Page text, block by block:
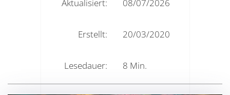
Aktualisiert: 08/07/2026
Erstellt: 20/03/2020
Lesedauer: 8 Min.